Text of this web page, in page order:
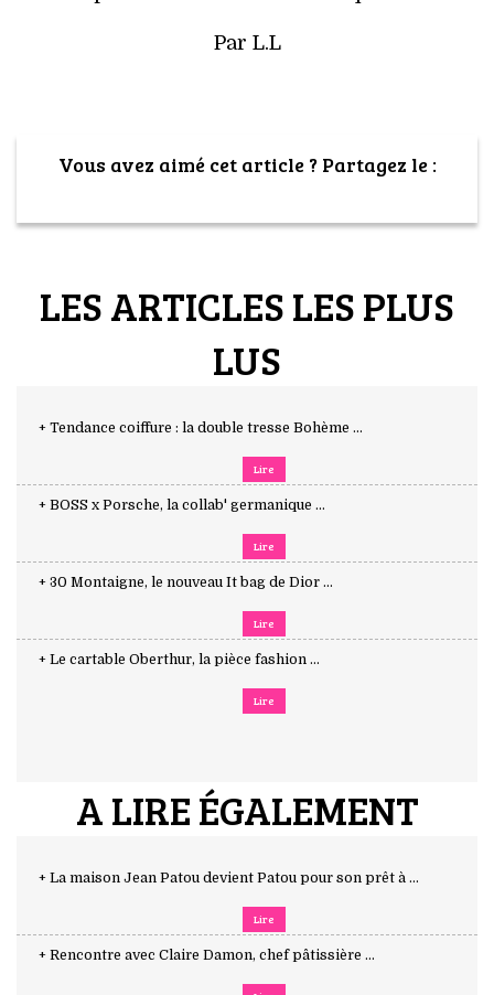
Par L.L
Vous avez aimé cet article ? Partagez le :
LES ARTICLES LES PLUS
LUS
+ Tendance coiffure : la double tresse Bohème ...
Lire
+ BOSS x Porsche, la collab' germanique ...
Lire
+ 30 Montaigne, le nouveau It bag de Dior ...
Lire
+ Le cartable Oberthur, la pièce fashion ...
Lire
A LIRE ÉGALEMENT
+ La maison Jean Patou devient Patou pour son prêt à ...
Lire
+ Rencontre avec Claire Damon, chef pâtissière ...